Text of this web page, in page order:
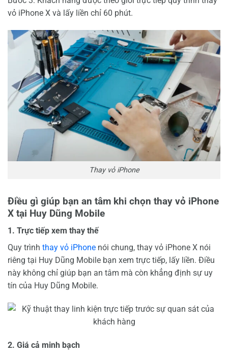
vỏ iPhone X và lấy liền chỉ 60 phút.
Thay vỏ iPhone
Điều gì giúp bạn an tâm khi chọn thay vỏ iPhone
X tại Huy Dũng Mobile
1. Trực tiếp xem thay thế
Quy trình thay vỏ iPhone nói chung, thay vỏ iPhone X nói
riêng tại Huy Dũng Mobile bạn xem trực tiếp, lấy liền. Điều
này không chỉ giúp bạn an tâm mà còn khẳng định sự uy
tín của Huy Dũng Mobile.
2. Giá cả minh bạch